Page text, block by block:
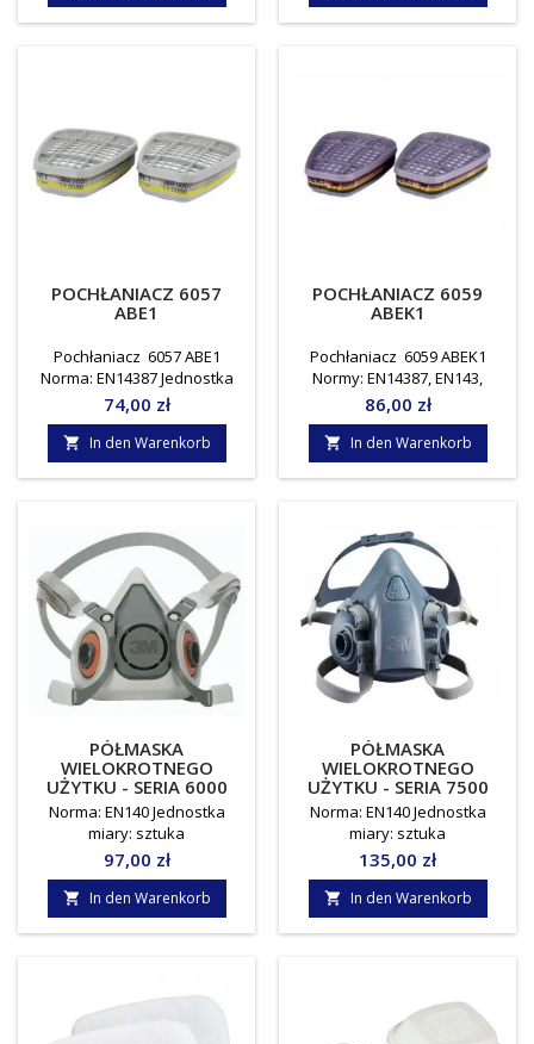
POCHŁANIACZ 6057
ABE1
Pochłaniacz 6057 ABE1
Norma: EN14387 Jednostka
miary : komplet ( 2 sztuki )
Preis
74,00 zł
 In den Warenkorb
POCHŁANIACZ 6059
ABEK1
Pochłaniacz 6059 ABEK1
Normy: EN14387, EN143,
EN141 Jednostka miary :
komplet ( 2 sztuki )
Preis
86,00 zł
 In den Warenkorb
PÓŁMASKA
WIELOKROTNEGO
UŻYTKU - SERIA 6000
Norma: EN140 Jednostka
miary: sztuka
Preis
97,00 zł
 In den Warenkorb
PÓŁMASKA
WIELOKROTNEGO
UŻYTKU - SERIA 7500
Norma: EN140 Jednostka
miary: sztuka
Preis
135,00 zł
 In den Warenkorb